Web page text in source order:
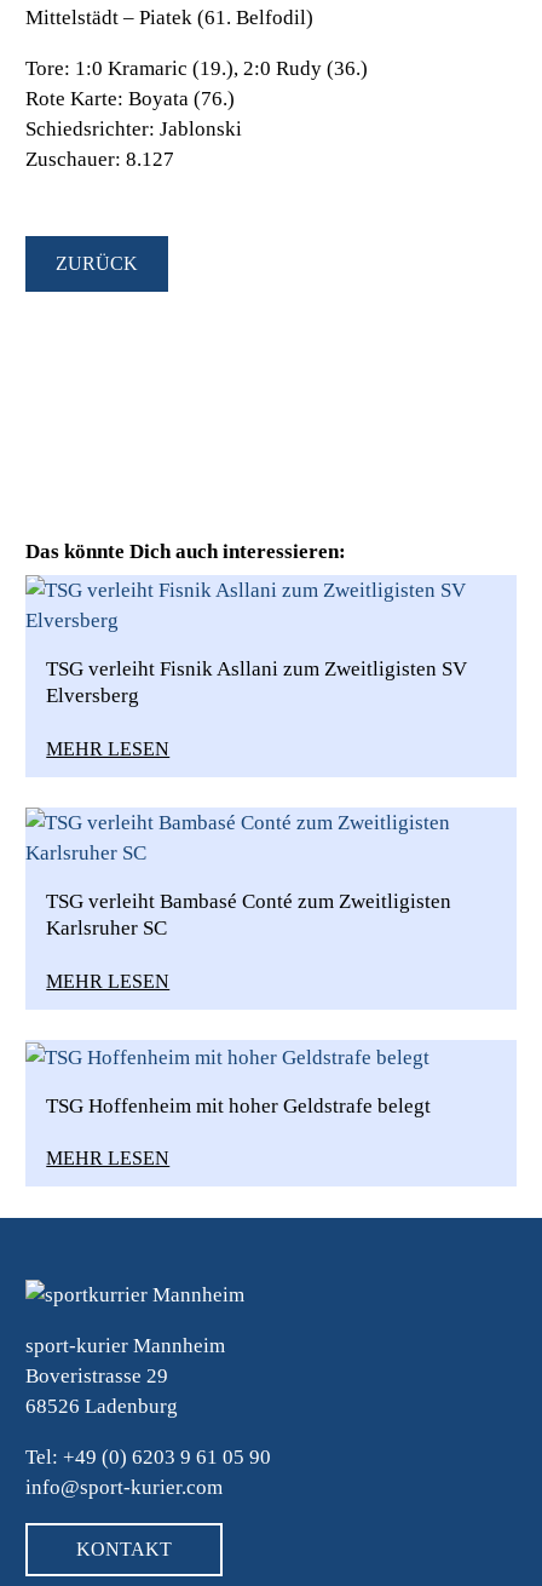
Mittelstädt – Piatek (61. Belfodil)
Tore: 1:0 Kramaric (19.), 2:0 Rudy (36.)
Rote Karte: Boyata (76.)
Schiedsrichter: Jablonski
Zuschauer: 8.127
ZURÜCK
Das könnte Dich auch interessieren:
TSG verleiht Fisnik Asllani zum Zweitligisten SV
Elversberg
MEHR LESEN
TSG verleiht Bambasé Conté zum Zweitligisten
Karlsruher SC
MEHR LESEN
TSG Hoffenheim mit hoher Geldstrafe belegt
MEHR LESEN
sport-kurier Mannheim
Boveristrasse 29
68526 Ladenburg
Tel: +49 (0) 6203 9 61 05 90
info@sport-kurier.com
KONTAKT